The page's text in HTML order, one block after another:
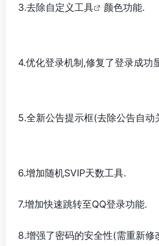
3.去除自定义 工具 颜色功能.
4.优化登录机制,修复了登录成功
5.全新公告提示框(去除公告自动
6.增加随机SVIP天数工具.
7.增加快速跳转至QQ登录功能.
8.增强了密码的安全性(需重新修